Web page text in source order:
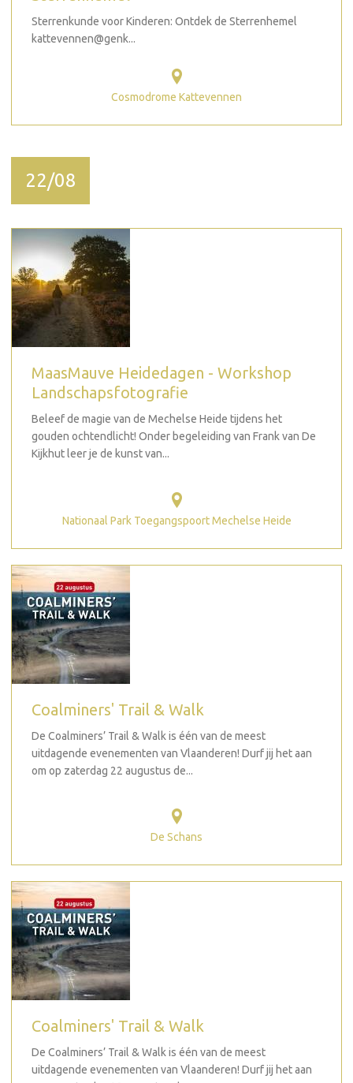
Sterrenkunde voor Kinderen: Ontdek de Sterrenhemel
kattevennen@genk...
Cosmodrome Kattevennen
22/08
MaasMauve Heidedagen - Workshop
Landschapsfotografie
Beleef de magie van de Mechelse Heide tijdens het
gouden ochtendlicht! Onder begeleiding van Frank van De
Kijkhut leer je de kunst van...
Nationaal Park Toegangspoort Mechelse Heide
Coalminers' Trail & Walk
De Coalminers’ Trail & Walk is één van de meest
uitdagende evenementen van Vlaanderen! Durf jij het aan
om op zaterdag 22 augustus de...
De Schans
Coalminers' Trail & Walk
De Coalminers’ Trail & Walk is één van de meest
uitdagende evenementen van Vlaanderen! Durf jij het aan